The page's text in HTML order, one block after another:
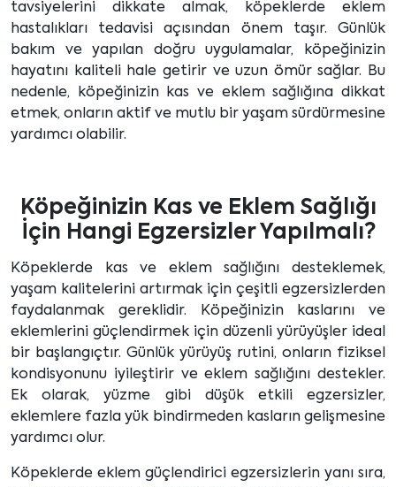
tavsiyelerini dikkate almak, köpeklerde eklem
hastalıkları tedavisi açısından önem taşır. Günlük
bakım ve yapılan doğru uygulamalar, köpeğinizin
hayatını kaliteli hale getirir ve uzun ömür sağlar. Bu
nedenle, köpeğinizin kas ve eklem sağlığına dikkat
etmek, onların aktif ve mutlu bir yaşam sürdürmesine
yardımcı olabilir.
Köpeğinizin Kas ve Eklem Sağlığı
İçin Hangi Egzersizler Yapılmalı?
Köpeklerde kas ve eklem sağlığını desteklemek,
yaşam kalitelerini artırmak için çeşitli egzersizlerden
faydalanmak gereklidir. Köpeğinizin kaslarını ve
eklemlerini güçlendirmek için düzenli yürüyüşler ideal
bir başlangıçtır. Günlük yürüyüş rutini, onların fiziksel
kondisyonunu iyileştirir ve eklem sağlığını destekler.
Ek olarak, yüzme gibi düşük etkili egzersizler,
eklemlere fazla yük bindirmeden kasların gelişmesine
yardımcı olur.
Köpeklerde eklem güçlendirici egzersizlerin yanı sıra,